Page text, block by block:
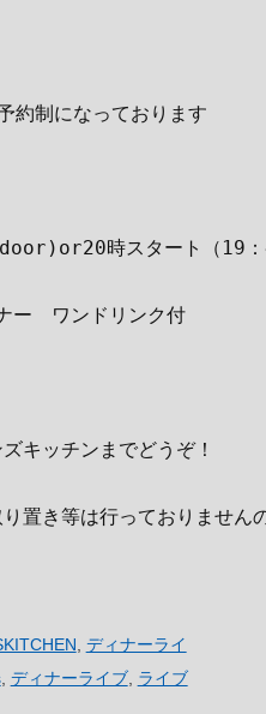
約制になっております
時スタート（19
ー　ワンドリンク付
キッチンまでどうぞ！
置き等は行っておりません
ディナーライ
, ディナーライブ, ライブ